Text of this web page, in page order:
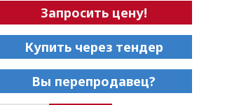
Запросить цену!
Купить через тендер
Вы перепродавец?